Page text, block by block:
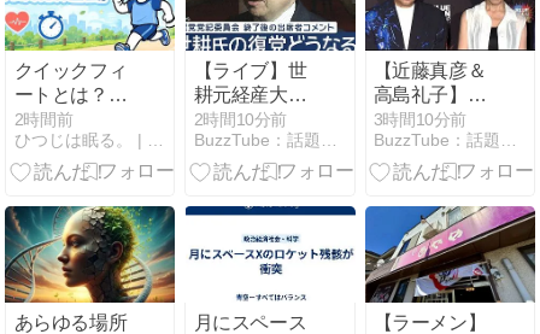
クイックフィ
ートとは？足
を細かく素早
く動かすトレ
ーニング
2時間前
ひつじは眠る。 | 睡眠が気持ちよさに変わる
【ライブ】世
耕元経産大臣
の復党どうな
る？ 自民党党
紀委員会 終了
委員長コメン
ト【LIVE】
(2026年8月6
朝
2時間10分前
BuzzTube：話題・流行・旬・最新・注目の動画サイト
【近藤真彦＆
高島礼子】世
界的な“無言ス
テージ”にそろ
って困惑＜芸
年8月6日)
3時間10分前
BuzzTube：話題・流行・旬・最新・注目の動画サイト
あらゆる場所
月にスペース
【ラーメン】